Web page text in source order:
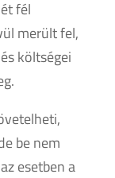
fél
merült fel,
költségei
be nem
esetben a